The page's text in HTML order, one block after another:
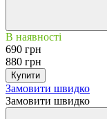
В наявності
690 грн
880 грн
Купити
Замовити швидко
Замовити швидко